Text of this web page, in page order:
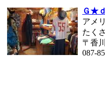
Ｇ★
アメ
たく
〒香
087-